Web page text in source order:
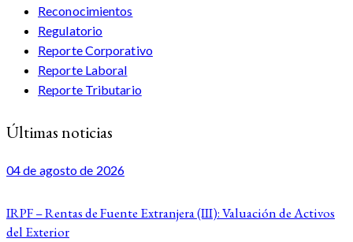
Reconocimientos
Regulatorio
Reporte Corporativo
Reporte Laboral
Reporte Tributario
Últimas noticias
04 de agosto de 2026
IRPF – Rentas de Fuente Extranjera (III): Valuación de Activos
del Exterior